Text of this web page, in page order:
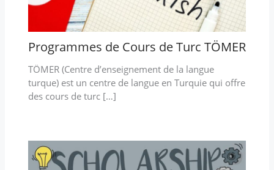
Programmes de Cours de Turc TÖMER
TÖMER (Centre d’enseignement de la langue
turque) est un centre de langue en Turquie qui offre
des cours de turc […]